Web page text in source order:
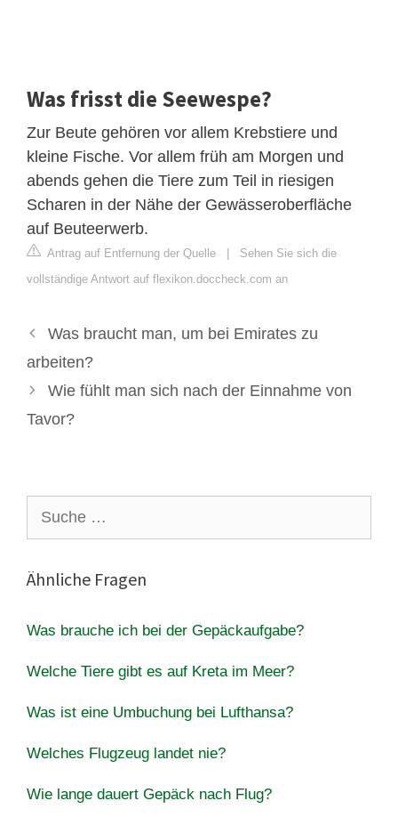
Was frisst die Seewespe?
Zur Beute gehören vor allem Krebstiere und
kleine Fische. Vor allem früh am Morgen und
abends gehen die Tiere zum Teil in riesigen
Scharen in der Nähe der Gewässeroberfläche
auf Beuteerwerb.
Antrag auf Entfernung der Quelle | Sehen Sie sich die
vollständige Antwort auf flexikon.doccheck.com an
Was braucht man, um bei Emirates zu
arbeiten?
Wie fühlt man sich nach der Einnahme von
Tavor?
nach:
Ähnliche Fragen
Was brauche ich bei der Gepäckaufgabe?
Welche Tiere gibt es auf Kreta im Meer?
Was ist eine Umbuchung bei Lufthansa?
Welches Flugzeug landet nie?
Wie lange dauert Gepäck nach Flug?